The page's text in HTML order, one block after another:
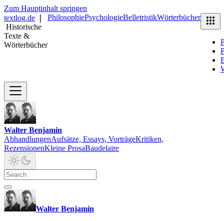
Zum Hauptinhalt springen
textlog.de
Historische
Texte &
Wörterbücher
PhilosophiePsychologieBelletristikWörterbücher
Walter Benjamin
AbhandlungenAufsätze, Essays, VorträgeKritiken,
RezensionenKleine ProsaBaudelaire
Walter Benjamin